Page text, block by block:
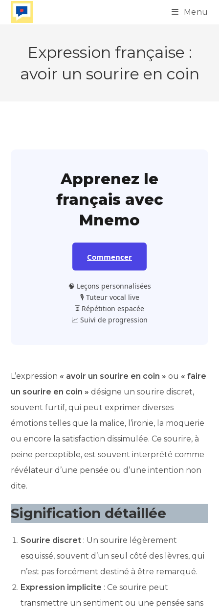
Skip
Menu
Expression française :
avoir un sourire en coin
Apprenez le
français avec
Mnemo
Commencer
🧠 Leçons personnalisées
🎙️ Tuteur vocal live
⏳ Répétition espacée
📈 Suivi de progression
L’expression « avoir un sourire en coin » ou « faire
un sourire en coin » désigne un sourire discret,
souvent furtif, qui peut exprimer diverses
émotions telles que la malice, l’ironie, la moquerie
ou encore la satisfaction dissimulée. Ce sourire, à
peine perceptible, est souvent interprété comme
révélateur d’une pensée ou d’une intention non
dite.
Signification détaillée
Sourire discret : Un sourire légèrement
esquissé, souvent d’un seul côté des lèvres, qui
n’est pas forcément destiné à être remarqué.
Expression implicite : Ce sourire peut
transmettre un sentiment ou une pensée sans